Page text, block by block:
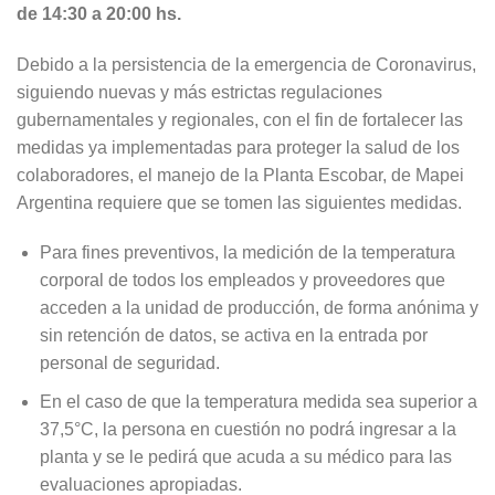
de 14:30 a 20:00 hs.
Debido a la persistencia de la emergencia de Coronavirus,
siguiendo nuevas y más estrictas regulaciones
gubernamentales y regionales, con el fin de fortalecer las
medidas ya implementadas para proteger la salud de los
colaboradores, el manejo de la Planta Escobar, de Mapei
Argentina requiere que se tomen las siguientes medidas.
Para fines preventivos, la medición de la temperatura
corporal de todos los empleados y proveedores que
acceden a la unidad de producción, de forma anónima y
sin retención de datos, se activa en la entrada por
personal de seguridad.
En el caso de que la temperatura medida sea superior a
37,5°C, la persona en cuestión no podrá ingresar a la
planta y se le pedirá que acuda a su médico para las
evaluaciones apropiadas.